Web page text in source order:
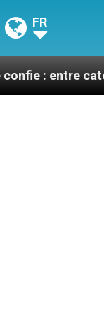
FR
catéchuménat,